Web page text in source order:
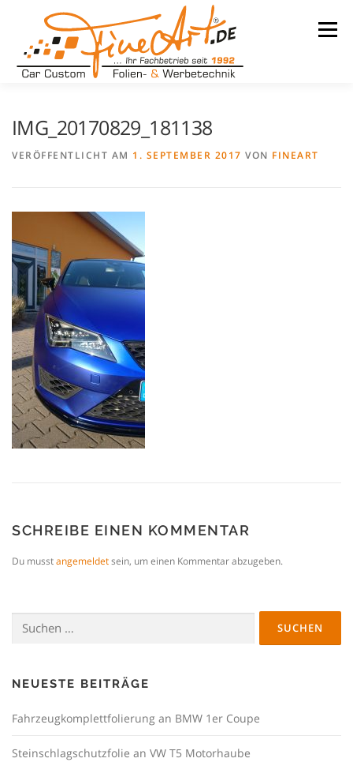
Menü
IMG_20170829_181138
VERÖFFENTLICHT AM 1. SEPTEMBER 2017 VON FINEART
SCHREIBE EINEN KOMMENTAR
Du musstangemeldetsein, um einen Kommentar abzugeben.
nach:
NEUESTE BEITRÄGE
Fahrzeugkomplettfolierung an BMW 1er Coupe
Steinschlagschutzfolie an VW T5 Motorhaube